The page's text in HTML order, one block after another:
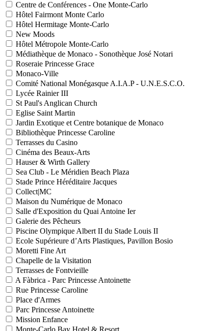
Centre de Conférences - One Monte-Carlo
Hôtel Fairmont Monte Carlo
Hôtel Hermitage Monte-Carlo
New Moods
Hôtel Métropole Monte-Carlo
Médiathèque de Monaco - Sonothèque José Notari
Roseraie Princesse Grace
Monaco-Ville
Comité National Monégasque A.I.A.P - U.N.E.S.C.O.
Lycée Rainier III
St Paul's Anglican Church
Eglise Saint Martin
Jardin Exotique et Centre botanique de Monaco
Bibliothèque Princesse Caroline
Terrasses du Casino
Cinéma des Beaux-Arts
Hauser & Wirth Gallery
Sea Club - Le Méridien Beach Plaza
Stade Prince Héréditaire Jacques
Collect|MC
Maison du Numérique de Monaco
Salle d'Exposition du Quai Antoine Ier
Galerie des Pêcheurs
Piscine Olympique Albert II du Stade Louis II
Ecole Supérieure d’Arts Plastiques, Pavillon Bosio
Moretti Fine Art
Chapelle de la Visitation
Terrasses de Fontvieille
A Fàbrica - Parc Princesse Antoinette
Rue Princesse Caroline
Place d'Armes
Parc Princesse Antoinette
Mission Enfance